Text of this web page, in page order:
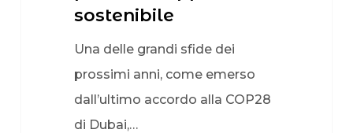
sostenibile
Una delle grandi sfide dei
prossimi anni, come emerso
dall’ultimo accordo alla COP28
di Dubai,…